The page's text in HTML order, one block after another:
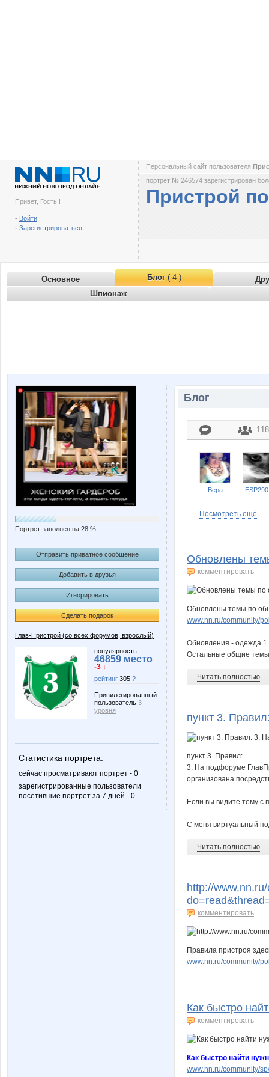
Привет, Гость !
- Войти
- Зарегистрироваться
Персональный сайт пользователя
портрет № 246574 зарегистрирован
Пристрой
Основное Блог( 4 )
Шпионаж
Портрет заполнен на 28 %
Отправить приватное сообщение
Добавить в друзья
Игнорировать
Сделать подарок
Глав-Пристрой (со всех форумов, взрослый)
популярность:
46859 место
-3 ↓
рейтинг 305 ?
Привилегированный
пользователь 3
уровня
Статистика портрета:
сейчас просматривают портрет - 0
зарегистрированные пользователи
посетившие портрет за 7 дней - 0
Блог
118
Bepa
Посмотреть ещё
Обновлены
комментировать
Обновлены темы по
www.nn.ru/community/
Обновления - одежда 1
Остальные общие темы
Читать полностью
пункт 3.
пункт 3. Правил:
3. На подфоруме
организована
Если вы видите тему с
С меня виртуальный
Читать полностью
http://
комментировать
Правила пристроя
www.nn.ru/community/
Как быстро
комментировать
Как быстро найти
www.nn.ru/community/